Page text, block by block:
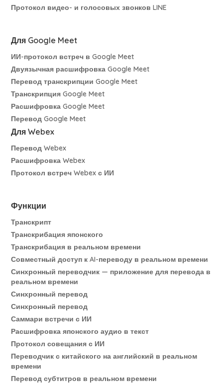
Протокол видео- и голосовых звонков LINE
Для Google Meet
ИИ-протокол встреч в Google Meet
Двуязычная расшифровка Google Meet
Перевод транскрипции Google Meet
Транскрипция Google Meet
Расшифровка Google Meet
Перевод Google Meet
Для Webex
Перевод Webex
Расшифровка Webex
Протокол встреч Webex с ИИ
Функции
Транскрипт
Транскрибация японского
Транскрибация в реальном времени
Совместный доступ к AI-переводу в реальном времени
Синхронный переводчик — приложение для перевода в
реальном времени
Синхронный перевод
Синхронный перевод
Саммари встречи с ИИ
Расшифровка японского аудио в текст
Протокол совещания с ИИ
Переводчик с китайского на английский в реальном
времени
Перевод субтитров в реальном времени